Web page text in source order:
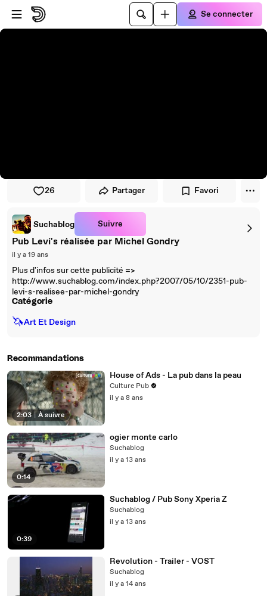
Passer au player
Passer au contenu principal
Se connecter
26 Partager Favori
Suchablog Suivre
Pub Levi's réalisée par Michel Gondry
il y a 19 ans
Plus d'infos sur cette publicité =>
http://www.suchablog.com/index.php?2007/05/10/2351-pub-
levi-s-realisee-par-michel-gondry
Catégorie
🦄Art Et Design
Recommandations
2:03 À suivre
House of Ads - La pub dans la peau
Culture Pub
il y a 8 ans
0:14
ogier monte carlo
Suchablog
il y a 13 ans
0:39
Suchablog / Pub Sony Xperia Z
Suchablog
il y a 13 ans
Revolution - Trailer - VOST
Suchablog
il y a 14 ans